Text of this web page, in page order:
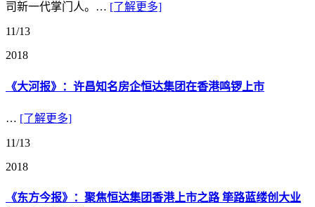
司新一代掌门人。… [了解更多]
11/13
2018
《大河报》：许昌知名房企恒达集团在香港鸣锣上市
… [了解更多]
11/13
2018
《东方今报》：聚焦恒达集团香港上市之路 筚路蓝缕创大业